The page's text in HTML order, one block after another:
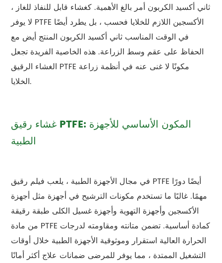
ثاني أكسيد الكربون أمر بالغ الأهمية. كغشاء قابل للنفاذ للغاز ،
لا يوفر PTFE الأكسجين اللازم للخلايا فحسب ، بل يطرد أيضًا
في الوقت المناسب ثاني أكسيد الكربون المنتج أيض مع
الحفاظ على عقم وسط الزراعة. هذه الخاصية الفريدة تجعل
الغشاء الرقيق PTFE مكونًا لا غنى عنه في أنظمة زراعة
الخلايا.
غشاء رقيق PTFE: المكون الأساسي للأجهزة
الطبية
في مجال الأجهزة الطبية ، يلعب فيلم رقيق PTFE أيضًا دورًا
مهمًا. غالبًا ما تستخدم مكونات الترشيح في أجهزة مثل أجهزة
الأكسجين وأجهزة التهوية وأجهزة غسيل الكلى طبقة رقيقة
من مادة PTFE كمادة أساسية. تضمن متانته ومقاومته لدرجات
الحرارة العالية استقرار وموثوقية الأجهزة الطبية خلال أوقات
التشغيل الممتدة ، مما يوفر للمرضى ضمانات علاج أكثر أمانًا